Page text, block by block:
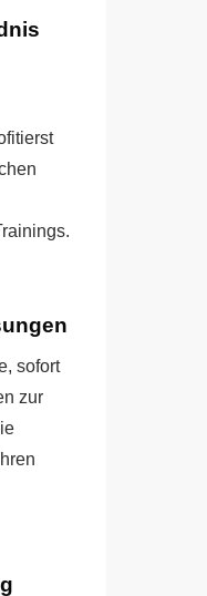
sofort
zur